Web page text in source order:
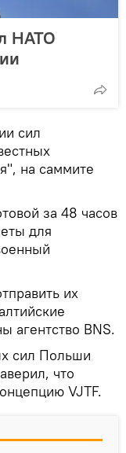
НАТО
сил
на саммите
за 48 часов
для
их
агентство BNS.
сил Польши
что
VJTF.